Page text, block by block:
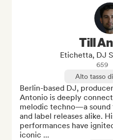
Till
Etichetta, DJ
659
Alto tasso
Berlin-based DJ,
Antonio is deeply
melodic techno—a sound
and label releases alike.
performances have
iconic ...